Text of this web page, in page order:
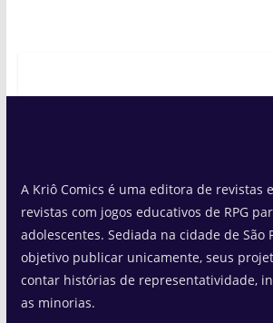
A Kriô Comics é uma editora de revistas
revistas com jogos educativos de RPG
adolescentes. Sediada na cidade de São
objetivo publicar unicamente, seus
contar histórias de representatividade,
as minorias.